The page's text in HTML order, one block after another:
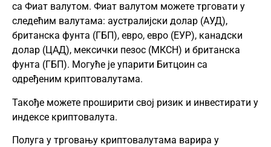
са Фиат валутом. Фиат валутом можете трговати у
следећим валутама: аустралијски долар (АУД),
британска фунта (ГБП), евро, евро (ЕУР), канадски
долар (ЦАД), мексички пезос (МКСН) и британска
фунта (ГБП). Могуће је упарити Битцоин са
одређеним криптовалутама.
Такође можете проширити свој ризик и инвестирати у
индексе криптовалута.
Полуга у трговању криптовалутама варира у